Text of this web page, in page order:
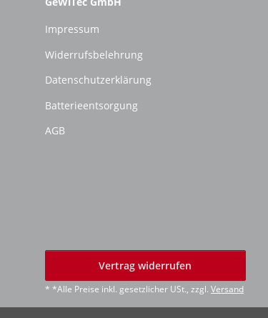
Impressum
Widerrufsbelehrung
Datenschutzerklärung
Batterieentsorgung
AGB
Vertrag widerrufen
* *Alle Preise inkl. gesetzlicher USt., zzgl. Versand